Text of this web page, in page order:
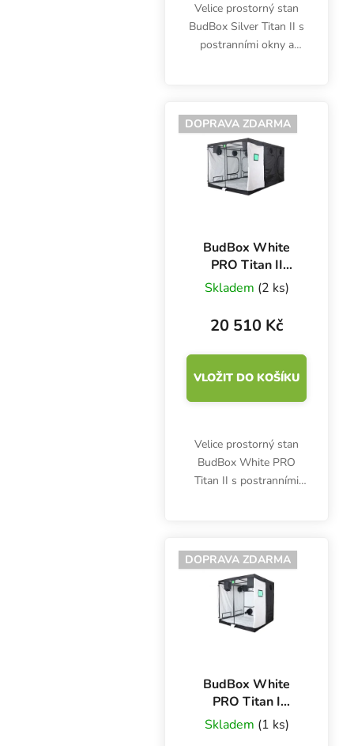
Velice prostorný stan
BudBox Silver Titan II s
postranními okny a
výbojkami. Pěstební
plocha 8.6 m2.
DOPRAVA ZDARMA
BudBox White
PRO Titan II
240x360x200 cm,
bílá fólie
Skladem (2 ks)
20 510 Kč
VLOŽIT DO KOŠÍKU
Velice prostorný stan
BudBox White PRO
Titan II s postranními
výbojkami. Pěstební
plocha 8.6 m2.
DOPRAVA ZDARMA
BudBox White
PRO Titan I
200x200x200 cm,
bílá fólie
Skladem (1 ks)